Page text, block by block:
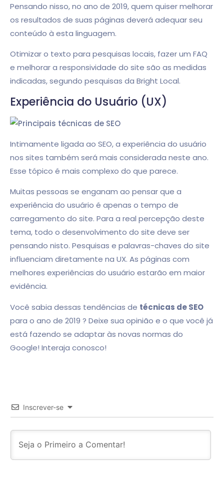
Pensando nisso, no ano de 2019, quem quiser melhorar
os resultados de suas páginas deverá adequar seu
conteúdo à esta linguagem.
Otimizar o texto para pesquisas locais, fazer um FAQ
e melhorar a responsividade do site são as medidas
indicadas, segundo pesquisas da Bright Local.
Experiência do Usuário (UX)
Intimamente ligada ao SEO, a experiência do usuário
nos sites também será mais considerada neste ano.
Esse tópico é mais complexo do que parece.
Muitas pessoas se enganam ao pensar que a
experiência do usuário é apenas o tempo de
carregamento do site. Para a real percepção deste
tema, todo o desenvolvimento do site deve ser
pensando nisto. Pesquisas e palavras-chaves do site
influenciam diretamente na UX. As páginas com
melhores experiências do usuário estarão em maior
evidência.
Você sabia dessas tendências de técnicas de SEO
para o ano de 2019 ? Deixe sua opinião e o que você já
está fazendo se adaptar às novas normas do
Google! Interaja conosco!
Inscrever-se